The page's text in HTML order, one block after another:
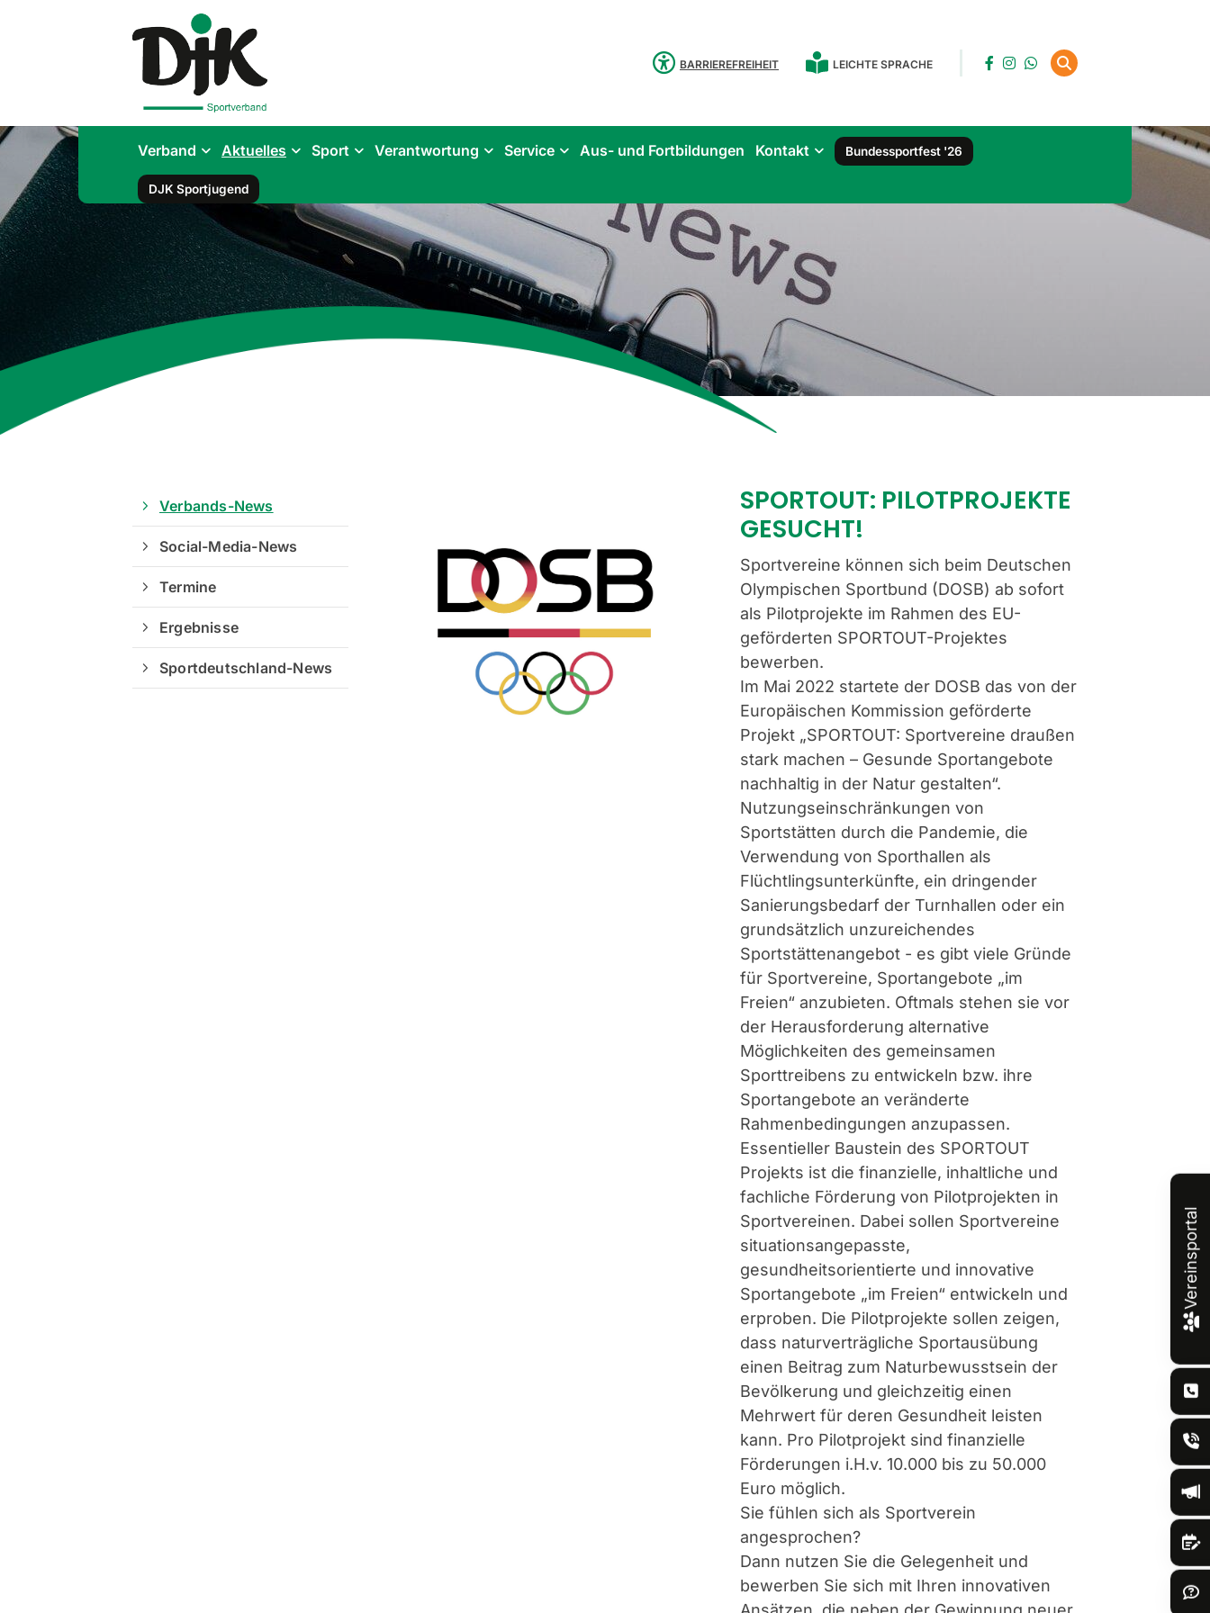
BARRIEREFREIHEIT LEICHTE SPRACHE
Verband Aktuelles Sport Verantwortung Service Aus- und Fortbildungen Kontakt Bundessportfest '26
DJK Sportjugend
SPORTOUT: PILOTPROJEKTE
GESUCHT!
Sportvereine können sich beim Deutschen
Olympischen Sportbund (DOSB) ab sofort
als Pilotprojekte im Rahmen des EU-
geförderten SPORTOUT-Projektes
bewerben.
Im Mai 2022 startete der DOSB das von der
Europäischen Kommission geförderte
Projekt „SPORTOUT: Sportvereine draußen
stark machen – Gesunde Sportangebote
nachhaltig in der Natur gestalten“.
Nutzungseinschränkungen von
Sportstätten durch die Pandemie, die
Verwendung von Sporthallen als
Flüchtlingsunterkünfte, ein dringender
Sanierungsbedarf der Turnhallen oder ein
grundsätzlich unzureichendes
Sportstättenangebot - es gibt viele Gründe
für Sportvereine, Sportangebote „im
Freien“ anzubieten. Oftmals stehen sie vor
der Herausforderung alternative
Möglichkeiten des gemeinsamen
Sporttreibens zu entwickeln bzw. ihre
Sportangebote an veränderte
Rahmenbedingungen anzupassen.
Essentieller Baustein des SPORTOUT
Projekts ist die finanzielle, inhaltliche und
fachliche Förderung von Pilotprojekten in
Sportvereinen. Dabei sollen Sportvereine
situationsangepasste,
gesundheitsorientierte und innovative
Sportangebote „im Freien“ entwickeln und
erproben. Die Pilotprojekte sollen zeigen,
dass naturverträgliche Sportausübung
einen Beitrag zum Naturbewusstsein der
Bevölkerung und gleichzeitig einen
Mehrwert für deren Gesundheit leisten
kann. Pro Pilotprojekt sind finanzielle
Förderungen i.H.v. 10.000 bis zu 50.000
Euro möglich.
Sie fühlen sich als Sportverein
angesprochen?
Dann nutzen Sie die Gelegenheit und
bewerben Sie sich mit Ihren innovativen
Verbands-News
Social-Media-News
Termine
Ergebnisse
Sportdeutschland-News
Vereinsportal